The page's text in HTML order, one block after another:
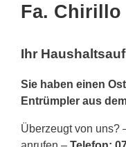
Fa. Chirillo
Ihr
Sie haben einen
Entrümpler aus
Überzeugt von uns?